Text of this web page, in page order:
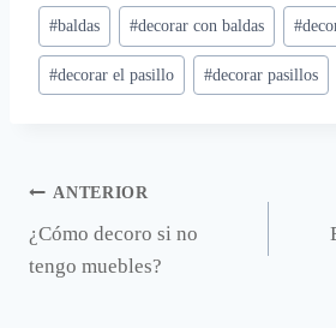
Etiquetas
de
la
#baldas #decorar con baldas #
#decorar el pasillo #decorar pasillos
Navegación
de
ANTERIOR
¿Cómo decoro si no
tengo muebles?